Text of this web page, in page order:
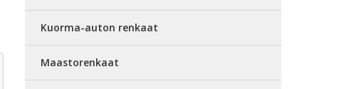
Kuorma-auton renkaat
Maastorenkaat